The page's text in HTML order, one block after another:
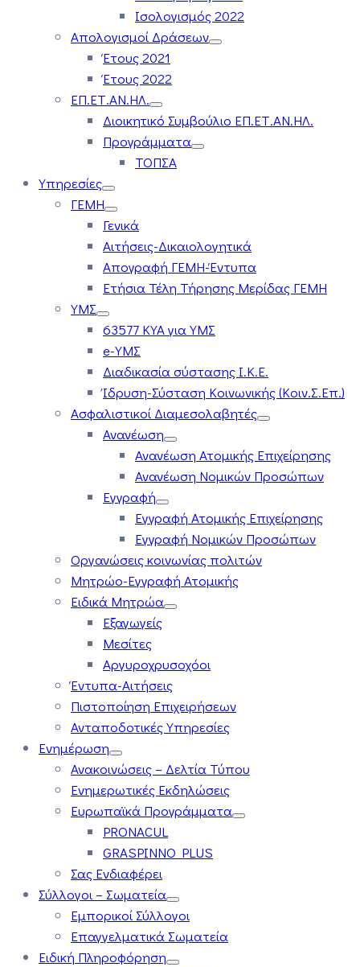
Ισολογισμός 2022
Απολογισμοί Δράσεων
Έτους 2021
Έτους 2022
ΕΠ.ΕΤ.ΑΝ.ΗΛ.
Διοικητικό Συμβούλιο ΕΠ.ΕΤ.ΑΝ.ΗΛ.
Προγράμματα
ΤΟΠΣΑ
Υπηρεσίες
ΓΕΜΗ
Γενικά
Αιτήσεις-Δικαιολογητικά
Απογραφή ΓΕΜΗ-Έντυπα
Ετήσια Τέλη Τήρησης Μερίδας ΓΕΜΗ
ΥΜΣ
63577 ΚΥΑ για ΥΜΣ
e-ΥΜΣ
Διαδικασία σύστασης Ι.Κ.Ε.
Ίδρυση-Σύσταση Κοινωνικής (Κοιν.Σ.Επ.)
Ασφαλιστικοί Διαμεσολαβητές
Ανανέωση
Ανανέωση Ατομικής Επιχείρησης
Ανανέωση Νομικών Προσώπων
Εγγραφή
Εγγραφή Ατομικής Επιχείρησης
Εγγραφή Νομικών Προσώπων
Οργανώσεις κοινωνίας πολιτών
Μητρώο-Εγγραφή Ατομικής
Ειδικά Μητρώα
Εξαγωγείς
Μεσίτες
Αργυροχρυσοχόοι
Έντυπα-Αιτήσεις
Πιστοποίηση Επιχειρήσεων
Ανταποδοτικές Υπηρεσίες
Ενημέρωση
Ανακοινώσεις – Δελτία Τύπου
Ενημερωτικές Εκδηλώσεις
Ευρωπαϊκά Προγράμματα
PRONACUL
GRASPINNO PLUS
Σας Ενδιαφέρει
Σύλλογοι – Σωματεία
Εμπορικοί Σύλλογοι
Επαγγελματικά Σωματεία
Ειδική Πληροφόρηση